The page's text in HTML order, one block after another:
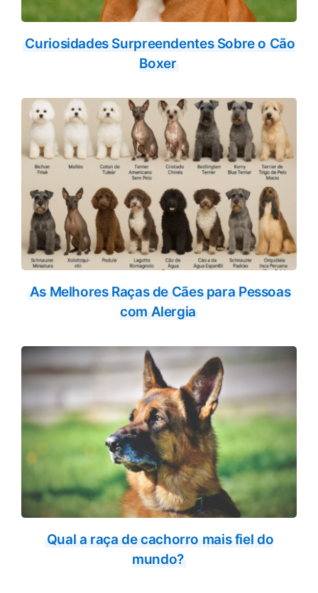
Curiosidades Surpreendentes Sobre o Cão
Boxer
As Melhores Raças de Cães para Pessoas
com Alergia
Qual a raça de cachorro mais fiel do
mundo?